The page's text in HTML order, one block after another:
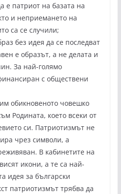
е патриот на базата на
и неприемането на
са се случили;
без идея да се последват
е образът, а не делата и
За най-голямо
с обществени
обикновеното човешко
Родината, което всеки от
си. Патриотизмът не
чрез символи, а
В кабинетите на
икони, а те са най-
идея за български
патриотизмът трябва да